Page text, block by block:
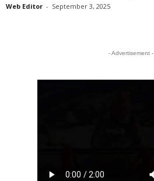
Web Editor - September 3, 2025
- Advertisement -